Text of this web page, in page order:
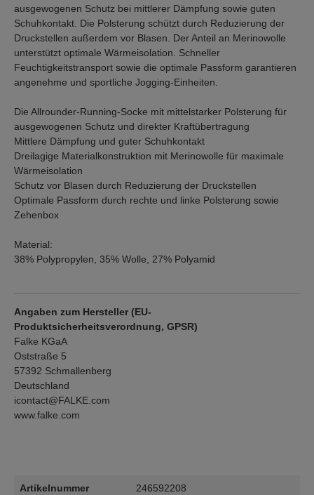
ausgewogenen Schutz bei mittlerer Dämpfung sowie guten
Schuhkontakt. Die Polsterung schützt durch Reduzierung der
Druckstellen außerdem vor Blasen. Der Anteil an Merinowolle
unterstützt optimale Wärmeisolation. Schneller
Feuchtigkeitstransport sowie die optimale Passform garantieren
angenehme und sportliche Jogging-Einheiten.
Die Allrounder-Running-Socke mit mittelstarker Polsterung für
ausgewogenen Schutz und direkter Kraftübertragung
Mittlere Dämpfung und guter Schuhkontakt
Dreilagige Materialkonstruktion mit Merinowolle für maximale
Wärmeisolation
Schutz vor Blasen durch Reduzierung der Druckstellen
Optimale Passform durch rechte und linke Polsterung sowie
Zehenbox
Material:
38% Polypropylen, 35% Wolle, 27% Polyamid
Angaben zum Hersteller (EU-
Produktsicherheitsverordnung, GPSR)
Falke KGaA
Oststraße 5
57392 Schmallenberg
Deutschland
icontact@FALKE.com
www.falke.com
Artikelnummer
246592208